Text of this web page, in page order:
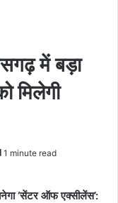
में बड़ा
मिलेगी
1 minute read
‘सेंटर ऑफ एक्सीलेंस’: